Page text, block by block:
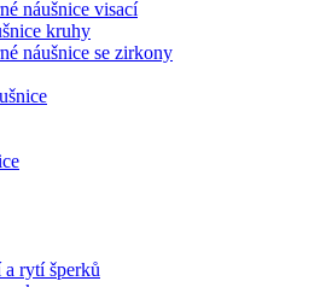
náušnice visací
kruhy
náušnice se zirkony
rytí šperků